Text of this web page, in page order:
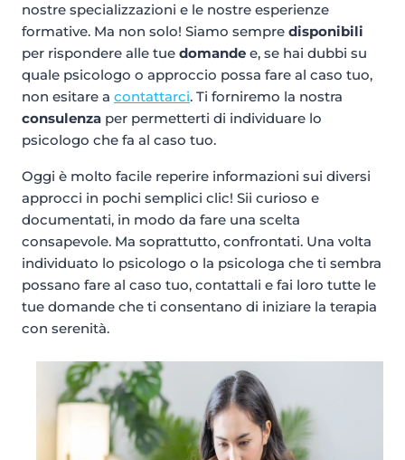
nostre specializzazioni e le nostre esperienze
formative. Ma non solo! Siamo sempre disponibili
per rispondere alle tue domande e, se hai dubbi su
quale psicologo o approccio possa fare al caso tuo,
non esitare a contattarci. Ti forniremo la nostra
consulenza per permetterti di individuare lo
psicologo che fa al caso tuo.
Oggi è molto facile reperire informazioni sui diversi
approcci in pochi semplici clic! Sii curioso e
documentati, in modo da fare una scelta
consapevole. Ma soprattutto, confrontati. Una volta
individuato lo psicologo o la psicologa che ti sembra
possano fare al caso tuo, contattali e fai loro tutte le
tue domande che ti consentano di iniziare la terapia
con serenità.